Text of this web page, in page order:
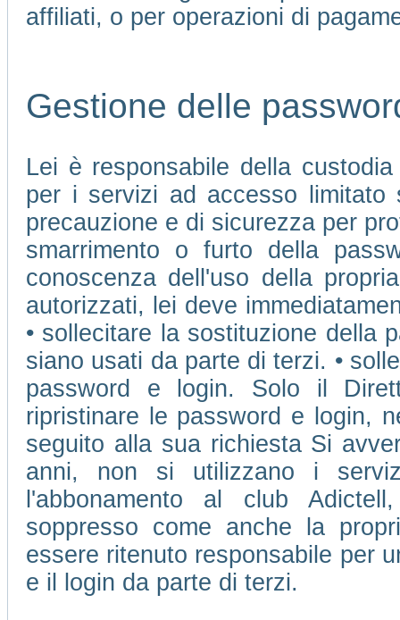
affiliati, o per operazioni di
Gestione delle
Lei è responsabile della
per i servizi ad accesso
precauzione e di sicurezza per
smarrimento o furto della
conoscenza dell'uso della
autorizzati, lei deve
• sollecitare la sostituzione della
siano usati da parte di terzi. •
password e login. Solo il
ripristinare le password e login,
seguito alla sua richiesta Si
anni, non si utilizzano i
l'abbonamento al club
soppresso come anche la
essere ritenuto responsabile per
e il login da parte di terzi.